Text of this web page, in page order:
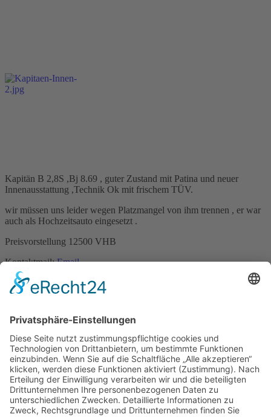
Kapitän B 2,8S ,Bj 8.69 , guter Zustand mit Patina und neuer
Innenausstattung ,Technik Ok mit frischem TÜV.
wir müssen uns leider wegen Platzmangel von ihm trennen , er war
auch als Hochzeitsauto eingesetzt .
Preisvorstellung 12500 VHB
Kontaktmail:Email
Name: Frank Herden
Impressum
Datenschutzerklärung
Mitgliederbereich
Facebook
Instagram
Umsetzung:DOUBLE-A-DESIGN
Kontakt
Impressum